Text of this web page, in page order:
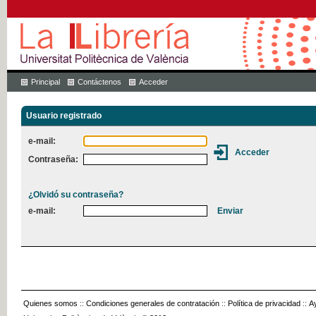
Principal Contáctenos Acceder
Usuario registrado
e-mail:
Contraseña:
¿Olvidó su contraseña?
e-mail:
Quienes somos :: Condiciones generales de contratación :: Política de privacidad ::